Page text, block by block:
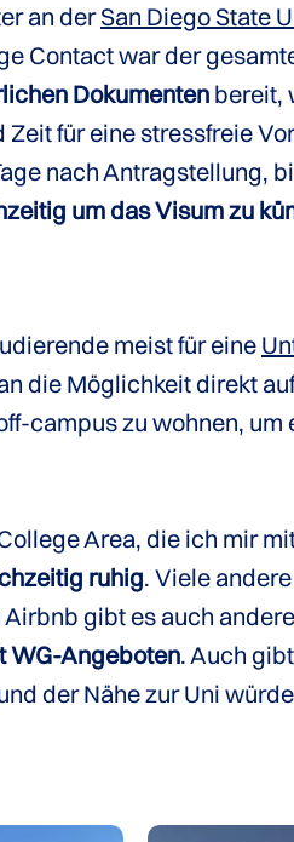
an derSan Diego State
Contact war der
Dokumenten bereit,
für eine stressfreie
nach Antragstellung,
um das Visum zu
meist für eine
die Möglichkeit direkt
campus zu wohnen, um
Area, die ich mir
ruhig. Viele
gibt es auch
WG-Angeboten. Auch
der Nähe zur Uni